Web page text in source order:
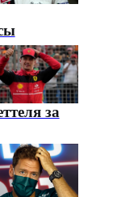
за